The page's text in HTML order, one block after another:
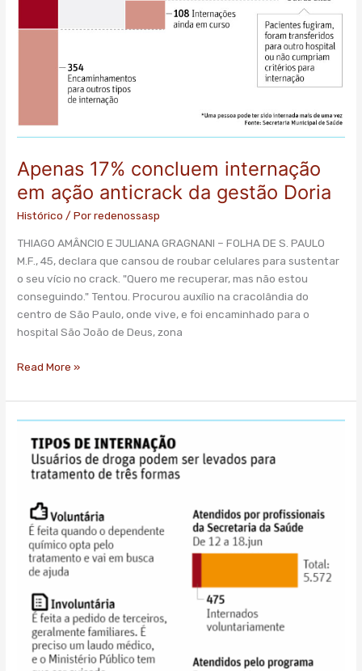
Apenas 17% concluem internação
em ação anticrack da gestão Doria
Histórico / Porredenossasp
THIAGO AMÂNCIO E JULIANA GRAGNANI – FOLHA DE S. PAULO
M.F., 45, declara que cansou de roubar celulares para sustentar
o seu vício no crack. "Quero me recuperar, mas não estou
conseguindo." Tentou. Procurou auxílio na cracolândia do
centro de São Paulo, onde vive, e foi encaminhado para o
hospital São João de Deus, zona
Read More »
comida
com
ação
Doria
tem
desistência